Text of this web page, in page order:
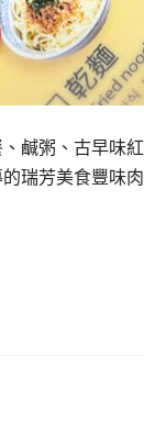
鹹粥、古早味紅
瑞芳美食豐味肉